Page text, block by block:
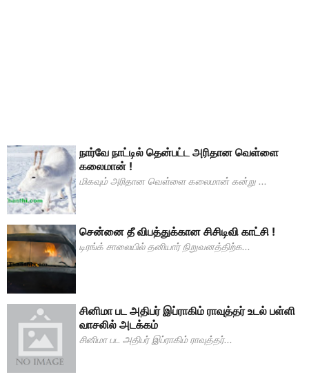
நார்வே நாட்டில் தென்பட்ட அரிதான வெள்ளை
கலைமான் !
மிகவும் அரிதான வெள்ளை கலைமான் கன்று ...
சென்னை தீ விபத்துக்கான சிசிடிவி காட்சி !
டிரங்க் சாலையில் தனியார் நிறுவனத்திற்க...
சினிமா பட அதிபர் இப்ராகிம் ராவுத்தர் உடல் பள்ளி
வாசலில் அடக்கம்
சினிமா பட அதிபர் இப்ராகிம் ராவுத்தர்...